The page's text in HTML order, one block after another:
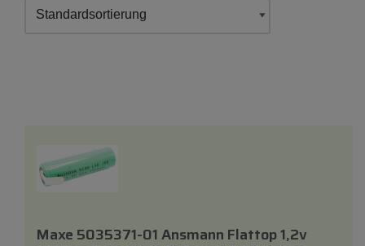
Maxe 5035371-01 Ansmann Flattop 1,2v